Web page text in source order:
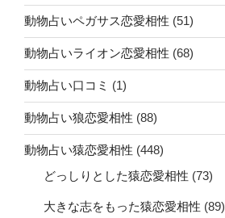
動物占いペガサス恋愛相性 (51)
動物占いライオン恋愛相性 (68)
動物占い口コミ (1)
動物占い狼恋愛相性 (88)
動物占い猿恋愛相性 (448)
どっしりとした猿恋愛相性 (73)
大きな志をもった猿恋愛相性 (89)